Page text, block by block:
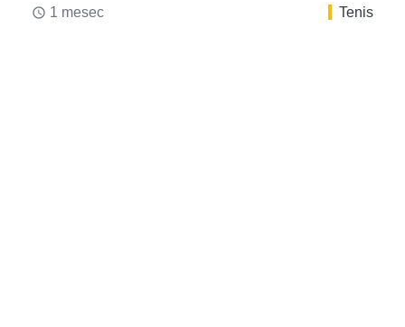
access_time 1 mesec Tenis